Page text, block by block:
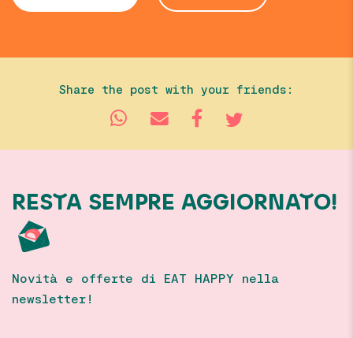
Share the post with your friends:
RESTA SEMPRE AGGIORNATO!
Novità e offerte di EAT HAPPY nella
newsletter!